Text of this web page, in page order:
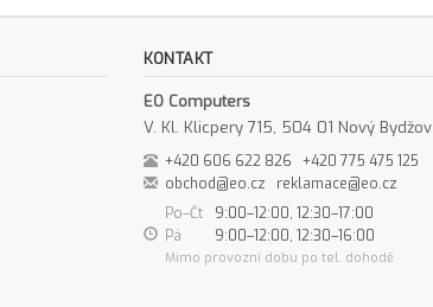
KONTAKT
EO Computers
V. Kl. Klicpery 715, 504 01 Nový Bydžov
+420 606 622 826
+420 775 475 125
obchod@eo.cz
reklamace@eo.cz
Po–Čt
9:00–12:00, 12:30–17:00
Pá
9:00–12:00, 12:30–16:00
Mimo provozní dobu po tel. dohodě